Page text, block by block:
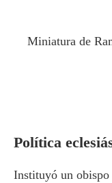
Miniatura de
Política
Instituyó un